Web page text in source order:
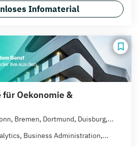
Infomaterial
für Oekonomie &
Bremen, Dortmund, Duisburg,...
Business Administration,...